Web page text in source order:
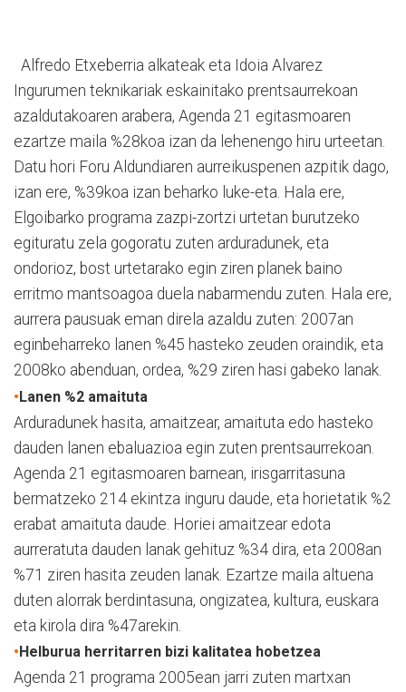
Alfredo Etxeberria alkateak eta Idoia Alvarez
Ingurumen teknikariak eskainitako prentsaurrekoan
azaldutakoaren arabera, Agenda 21 egitasmoaren
ezartze maila %28koa izan da lehenengo hiru urteetan.
Datu hori Foru Aldundiaren aurreikuspenen azpitik dago,
izan ere, %39koa izan beharko luke-eta. Hala ere,
Elgoibarko programa zazpi-zortzi urtetan burutzeko
egituratu zela gogoratu zuten arduradunek, eta
ondorioz, bost urtetarako egin ziren planek baino
erritmo mantsoagoa duela nabarmendu zuten. Hala ere,
aurrera pausuak eman direla azaldu zuten: 2007an
eginbeharreko lanen %45 hasteko zeuden oraindik, eta
2008ko abenduan, ordea, %29 ziren hasi gabeko lanak.
•Lanen %2 amaituta
Arduradunek hasita, amaitzear, amaituta edo hasteko
dauden lanen ebaluazioa egin zuten prentsaurrekoan.
Agenda 21 egitasmoaren barnean, irisgarritasuna
bermatzeko 214 ekintza inguru daude, eta horietatik %2
erabat amaituta daude. Horiei amaitzear edota
aurreratuta dauden lanak gehituz %34 dira, eta 2008an
%71 ziren hasita zeuden lanak. Ezartze maila altuena
duten alorrak berdintasuna, ongizatea, kultura, euskara
eta kirola dira %47arekin.
•Helburua herritarren bizi kalitatea hobetzea
Agenda 21 programa 2005ean jarri zuten martxan